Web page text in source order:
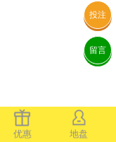
优惠 地盘
投注
留言